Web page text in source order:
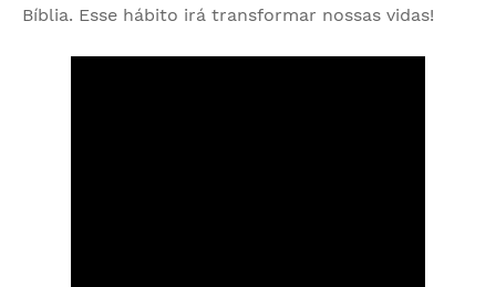
Bíblia. Esse hábito irá transformar nossas vidas!